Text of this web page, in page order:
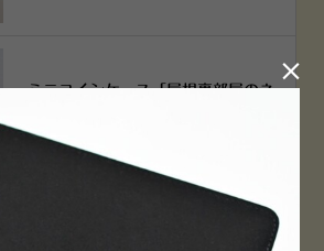
ミニコインケース「屋根裏部屋のネ
2023.01.21
横浜赤レンガ倉庫店 12月6日 O
